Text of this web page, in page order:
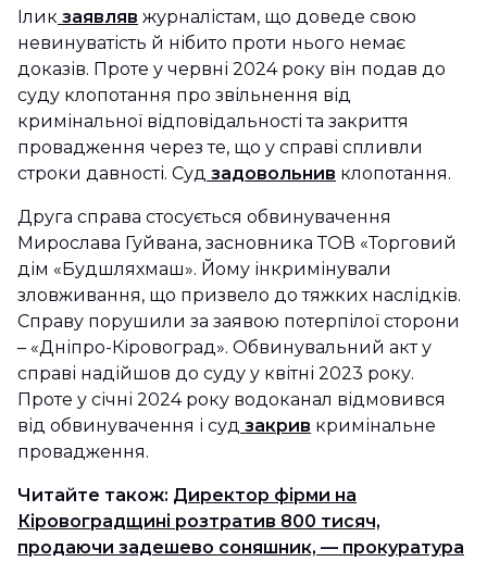
Ілик заявляв журналістам, що доведе свою
невинуватість й нібито проти нього немає
доказів. Проте у червні 2024 року він подав до
суду клопотання про звільнення від
кримінальної відповідальності та закриття
провадження через те, що у справі спливли
строки давності. Суд задовольнив клопотання.
Друга справа стосується обвинувачення
Мирослава Гуйвана, засновника ТОВ «Торговий
дім «Будшляхмаш». Йому інкримінували
зловживання, що призвело до тяжких наслідків.
Справу порушили за заявою потерпілої сторони
– «Дніпро-Кіровоград». Обвинувальний акт у
справі надійшов до суду у квітні 2023 року.
Проте у січні 2024 року водоканал відмовився
від обвинувачення і суд закрив кримінальне
провадження.
Читайте також: Директор фірми на
Кіровоградщині розтратив 800 тисяч,
продаючи задешево соняшник, — прокуратура